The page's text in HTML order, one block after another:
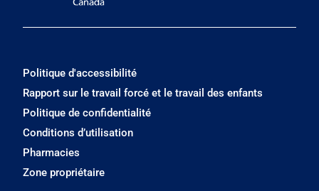
Politique d'accessibilité
Rapport sur le travail forcé et le travail des enfants
Politique de confidentialité
Conditions d’utilisation
Pharmacies
Zone propriétaire